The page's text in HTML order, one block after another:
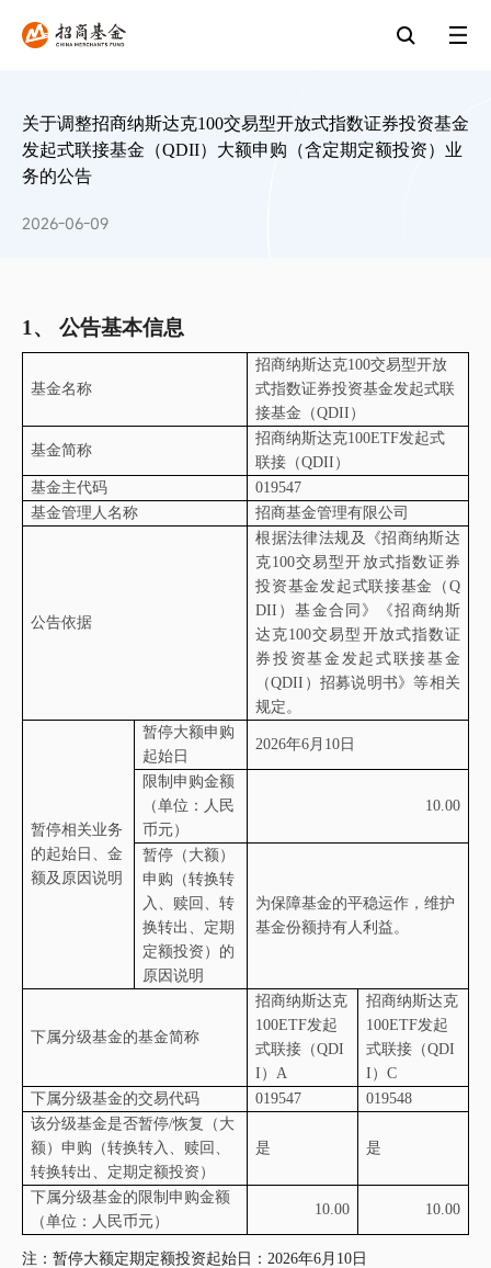
关于调整招商纳斯达克100交易型开放式指数证券投资基金
发起式联接基金（QDII）大额申购（含定期定额投资）业
务的公告
2026-06-09
1、 公告基本信息
基金名称
招商纳斯达克100交易型开放
式指数证券投资基金发起式联
接基金（QDII ）
基金简称
招商纳斯达克100ETF发起式
联接（QDII ）
基金主代码
019547
基金管理人名称
招商基金管理有限公司
公告依据
根据法律法规及《招商纳斯达
克100交易型开放式指数证券
投资基金发起式联接基金（ Q
DII ）基金合同》《招商纳斯
达克100交易型开放式指数证
券投资基金发起式联接基金
（QDII ）招募说明书》等相关
规定。
暂停相关业务
的起始日、金
额及原因说明
暂停大额申购
起始日
2026年6 月 10日
限制申购金额
（单位：人民
币元）
10.00
暂停（大额）
申购（转换转
入、赎回、转
换转出、定期
定额投资）的
原因说明
为保障基金的平稳运作，维护
基金份额持有人利益。
下属分级基金的基金简称
招商纳斯达克
100ETF发起
式联接（QDI
I ） A
招商纳斯达克
100ETF发起
式联接（QDI
I ）C
下属分级基金的交易代码
019547
019548
该分级基金是否暂停/恢复（大
额）申购（转换转入、赎回、
转换转出、定期定额投资）
是 是
下属分级基金的限制申购金额
（单位：人民币元）
10.00 10.00
注：暂停大额定期定额投资起始日： 2026年6月10日